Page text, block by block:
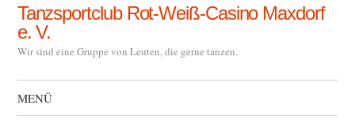
Tanzsportclub Rot-Weiß-Casino Maxdorf
e. V.
Wir sind eine Gruppe von Leuten, die gerne tanzen.
MENÜ